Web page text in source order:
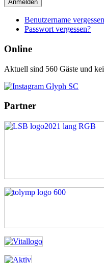
Anmelden
Benutzername
Passwort vergessen?
Online
Aktuell sind 560 Gäste und
Partner